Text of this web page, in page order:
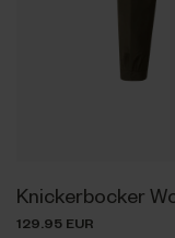
Knickerbocker
129.95 EUR